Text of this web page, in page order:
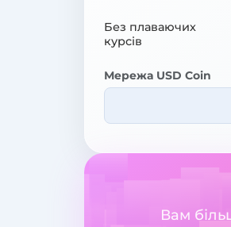
Без плаваючих
курсів
Мережа USD Coin
Вам